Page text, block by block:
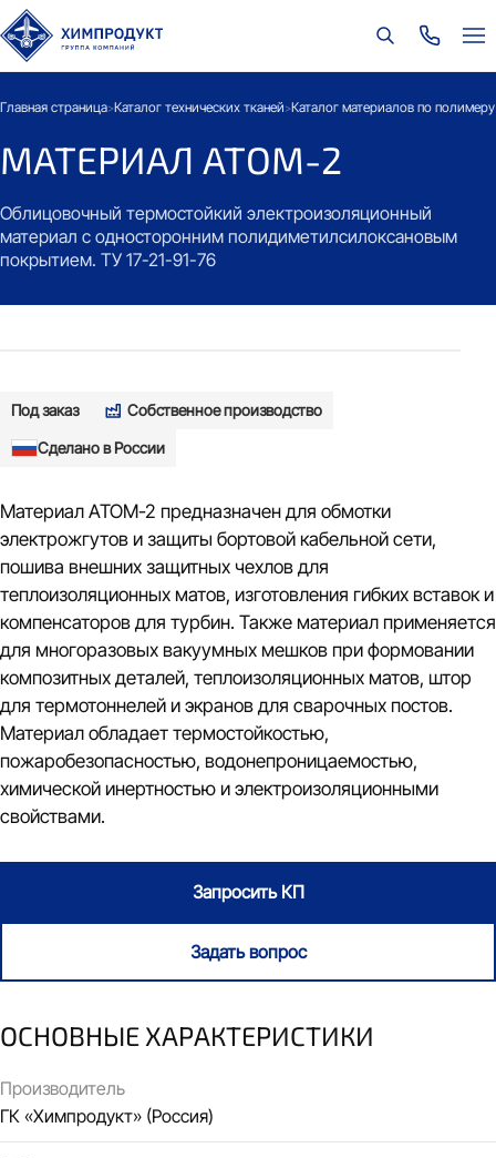
Главная страница>Каталог технических тканей>Каталог материалов по
МАТЕРИАЛ АТОМ-2
Облицовочный термостойкий электроизоляционный
материал с односторонним полидиметилсилоксановым
покрытием. ТУ 17-21-91-76
ОСНОВНЫЕ ХАРАКТЕРИСТИКИ
Производитель
ГК «Химпродукт» (Россия)
Под заказ
Собственное производство
Сделано в России
Материал АТОМ-2 предназначен для обмотки
электрожгутов и защиты бортовой кабельной сети,
пошива внешних защитных чехлов для
теплоизоляционных матов, изготовления гибких вставок и
компенсаторов для турбин. Также материал применяется
для многоразовых вакуумных мешков при формовании
композитных деталей, теплоизоляционных матов, штор
для термотоннелей и экранов для сварочных постов.
Материал обладает термостойкостью,
пожаробезопасностью, водонепроницаемостью,
химической инертностью и электроизоляционными
свойствами.
Запросить КП
Задать вопрос